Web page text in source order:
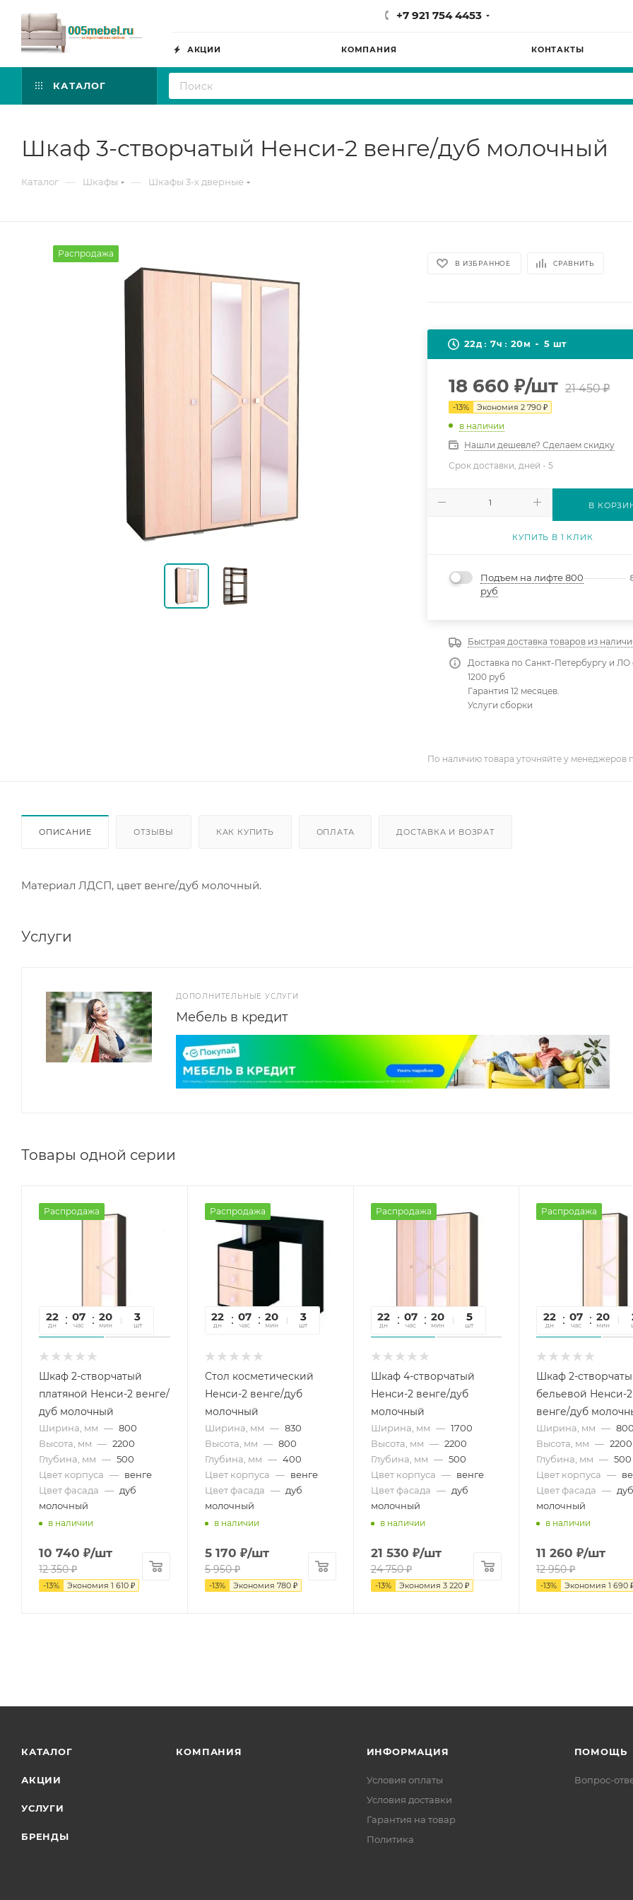
+7 921 754 4453
АКЦИИ КОМПАНИЯ КОНТАКТЫ
КАТАЛОГ
Шкаф 3-створчатый Ненси-2 венге/дуб молочный
Каталог — Шкафы — Шкафы 3-х дверные
Распродажа
В ИЗБРАННОЕ СРАВНИТЬ
22д 7ч 20м 5 шт
18 660 ₽/шт 21 450₽
-13% Экономия2 790 ₽
в наличии
Нашли дешевле? Сделаем скидку
Срок доставки, дней -5
В
КУПИТЬ В 1 КЛИК
Подъем на лифте 800
руб
Быстрая доставка товаров из
Доставка по Санкт-Петербургу и ЛО
1200 руб
Гарантия 12 месяцев.
Услуги сборки
По наличию товара уточняйте у менеджеров
ОПИСАНИЕ ОТЗЫВЫ КАК КУПИТЬ ОПЛАТА ДОСТАВКА И ВОЗРАТ
Материал ЛДСП, цвет венге/дуб молочный.
Услуги
ДОПОЛНИТЕЛЬНЫЕ УСЛУГИ
Мебель в кредит
Товары одной серии
Распродажа
22
дн
07
час
20
мин
37
сек
3
шт
Шкаф 2-створчатый
платяной Ненси-2 венге/
дуб молочный
Ширина, мм — 800
Высота, мм — 2200
Глубина, мм — 500
Цвет корпуса — венге
Цвет фасада — дуб
молочный
в наличии
10 740 ₽/шт
12 350₽
-13% Экономия 1 610 ₽
Распродажа
22
дн
07
час
20
мин
37
сек
3
шт
Стол косметический
Ненси-2 венге/дуб
молочный
Ширина, мм — 830
Высота, мм — 800
Глубина, мм — 400
Цвет корпуса — венге
Цвет фасада — дуб
молочный
в наличии
5 170 ₽/шт
5 950₽
-13% Экономия 780₽
Распродажа
22
дн
07
час
20
мин
37
сек
5
шт
Шкаф 4-створчатый
Ненси-2 венге/дуб
молочный
Ширина, мм — 1700
Высота, мм — 2200
Глубина, мм — 500
Цвет корпуса — венге
Цвет фасада — дуб
молочный
в наличии
21 530 ₽/шт
24 750₽
-13% Экономия 3 220₽
Распродажа
22
дн
07
час
20
мин
Шкаф 2-
бельевой Ненси-2
венге/дуб
Ширина, мм — 800
Высота, мм — 2200
Глубина, мм — 500
Цвет корпуса —
Цвет фасада — дуб
молочный
в наличии
11 260 ₽/шт
12 950₽
-13% Экономия 1 690
КАТАЛОГ
АКЦИИ
УСЛУГИ
БРЕНДЫ
КОМПАНИЯ ИНФОРМАЦИЯ
Условия оплаты
Условия доставки
Гарантия на товар
Политика
ПОМОЩЬ
Вопрос-